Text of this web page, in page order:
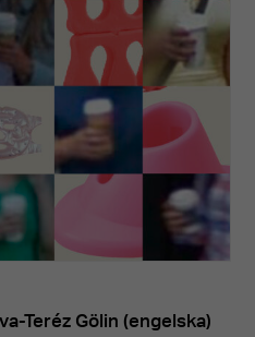
Teréz Gölin (engelska)
personligt
anpassat
innehåll och
erbjudanden.